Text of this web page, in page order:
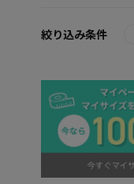
絞り込み条件